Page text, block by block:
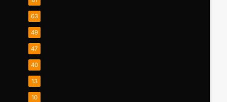
63
49
47
40
13
10